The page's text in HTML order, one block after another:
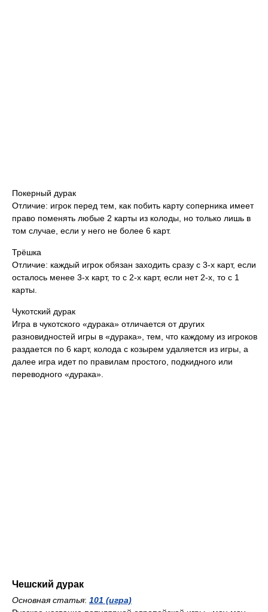
Покерный дурак
Отличие: игрок перед тем, как побить карту соперника имеет
право поменять любые 2 карты из колоды, но только лишь в
том случае, если у него не более 6 карт.
Трёшка
Отличие: каждый игрок обязан заходить сразу с 3-х карт, если
осталось менее 3-х карт, то с 2-х карт, если нет 2-х, то с 1
карты.
Чукотский дурак
Игра в чукотского «дурака» отличается от других
разновидностей игры в «дурака», тем, что каждому из игроков
раздается по 6 карт, колода с козырем удаляется из игры, а
далее игра идет по правилам простого, подкидного или
переводного «дурака».
Чешский дурак
Основная статья: 101 (игра)